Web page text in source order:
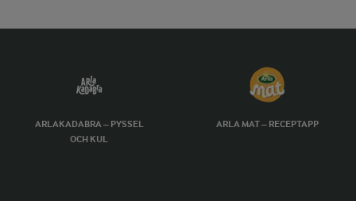
ARLAKADABRA – PYSSEL
OCH KUL
ARLA MAT – RECEPTAPP